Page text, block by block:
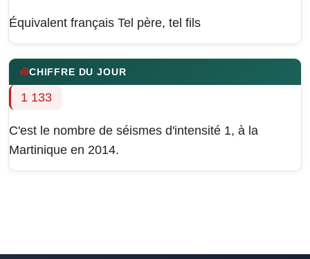
Équivalent français Tel père, tel fils
CHIFFRE DU JOUR
1 133
C'est le nombre de séismes d'intensité 1, à la
Martinique en 2014.